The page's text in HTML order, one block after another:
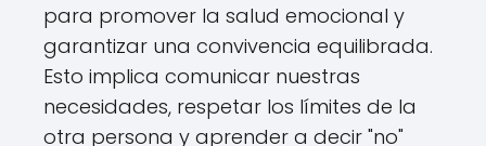
para promover la salud emocional y
garantizar una convivencia equilibrada.
Esto implica comunicar nuestras
necesidades, respetar los límites de la
otra persona y aprender a decir "no"